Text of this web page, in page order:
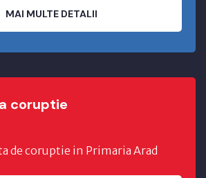
MAI MULTE DETALII
coruptie
de coruptie in Primaria Arad